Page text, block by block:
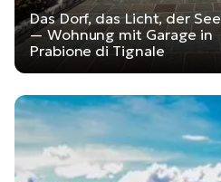
Das Dorf, das Licht, der See
— Wohnung mit Garage in
Prabione di Tignale